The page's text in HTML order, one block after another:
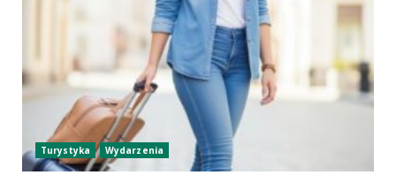
Turystyka Wydarzenia